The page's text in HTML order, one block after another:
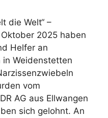
die Welt“ –
2025 haben
Helfer an
Weidenstetten
vom
AG aus Ellwangen
sich gelohnt. An